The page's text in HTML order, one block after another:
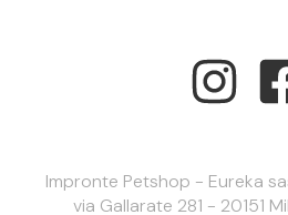
Impronte Petshop - Eureka
via Gallarate 281 - 20151